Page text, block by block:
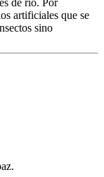
de río. Por
artificiales que se
sino